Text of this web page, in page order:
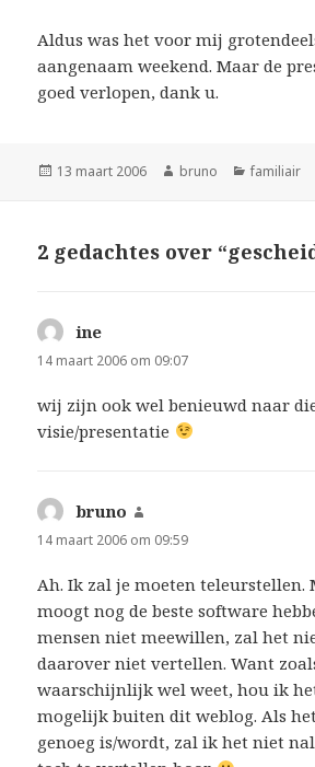
Aldus was het voor mij
aangenaam weekend. Maar de
goed verlopen, dank u.
Geplaatst
13 maart 2006 Auteur
bruno familiair
2 gedachtes over
ine
14 maart 2006 om 09:07
wij zijn ook wel benieuwd naar
visie/presentatie
bruno
14 maart 2006 om 09:59
Ah. Ik zal je moeten teleurstellen.
moogt nog de beste software
mensen niet meewillen, zal het
daarover niet vertellen. Want
waarschijnlijk wel weet, hou ik
mogelijk buiten dit weblog. Als
genoeg is/wordt, zal ik het niet